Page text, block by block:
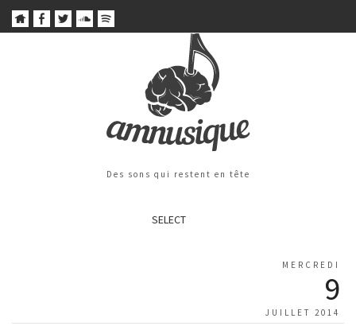
Des sons qui restent en tête
SELECT
MERCREDI
9
JUILLET 2014